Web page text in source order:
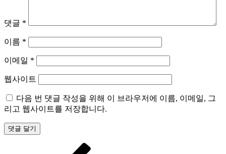
댓글 *
이름 *
이메일 *
웹사이트
다음 번 댓글 작성을 위해 이 브라우저에 이름, 이메일, 그
리고 웹사이트를 저장합니다.